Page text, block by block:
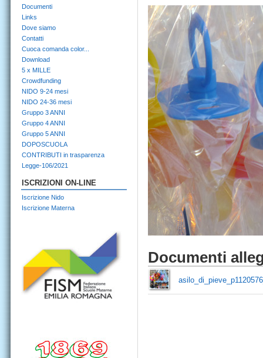
Documenti
Documenti
Links
Dove siamo
Contatti
Cuoca comanda color...
Download
5 x MILLE
Crowdfunding
NIDO 9-24 mesi
NIDO 24-36 mesi
Gruppo 3 ANNI
Gruppo 4 ANNI
Gruppo 5 ANNI
DOPOSCUOLA
CONTRIBUTI in trasparenza
Legge-106/2021
ISCRIZIONI ON-LINE
Iscrizione Nido
Iscrizione Materna